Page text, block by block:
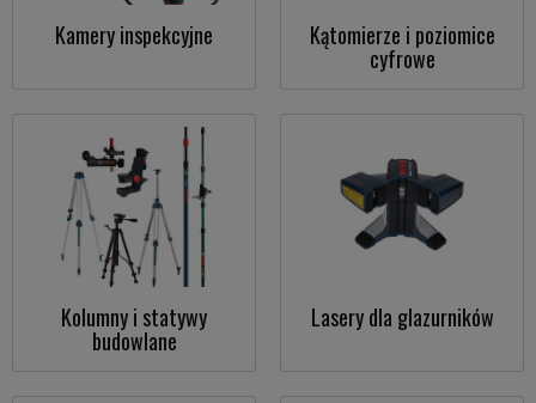
Kamery inspekcyjne Kątomierze i poziomice
cyfrowe
Kolumny i statywy
budowlane
Lasery dla glazurników